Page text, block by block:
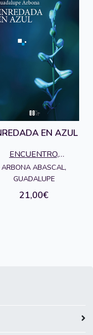
EN AZUL
ENCUENTRO,
EDICIONES
ARBONA ABASCAL,
GUADALUPE
21,00€